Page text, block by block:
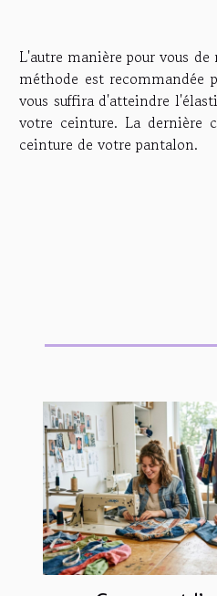
L'autre manière pour vous
méthode est recommandée
vous suffira d'atteindre
votre ceinture. La dernière
ceinture de votre pantalon.